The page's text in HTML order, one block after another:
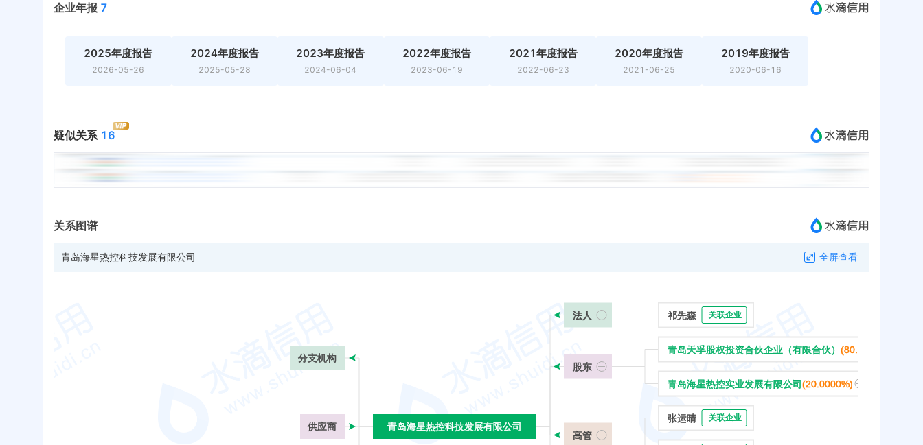
企业年报 7
2025年度报告
2026-05-26
2024年度报告
2025-05-28
2023年度报告
2024-06-04
2022年度报告
2023-06-19
2021年度报告
2022-06-23
2020年度报告
2021-06-25
2019年度报告
2020-06-16
疑似关系 16
关系图谱
青岛海星热控科技发展有限公司 全屏查看
青岛海星热控科技发展有限公司
分支机构
供应商 青岛海星热控科技发展有限公司
法人
股东
高管
祁先森 关联企业
青岛天孚股权投资合伙企业（有限合伙） (80.0000%)
青岛海星热控实业发展有限公司(20.0000%)
张运晴 关联企业